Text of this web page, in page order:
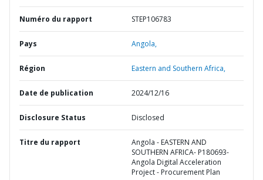
Numéro du rapport STEP106783
Pays Angola,
Région Eastern and Southern Africa,
Date de publication 2024/12/16
Disclosure Status Disclosed
Titre du rapport
Angola - EASTERN AND
SOUTHERN AFRICA- P180693-
Angola Digital Acceleration
Project - Procurement Plan